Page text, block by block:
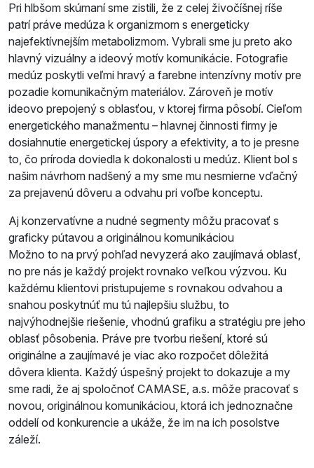
Pri hlbšom skúmaní sme zistili, že z celej živočíšnej ríše
patrí práve medúza k organizmom s energeticky
najefektívnejším metabolizmom. Vybrali sme ju preto ako
hlavný vizuálny a ideový motív komunikácie. Fotografie
medúz poskytli veľmi hravý a farebne intenzívny motív pre
pozadie komunikačným materiálov. Zároveň je motív
ideovo prepojený s oblasťou, v ktorej firma pôsobí. Cieľom
energetického manažmentu – hlavnej činnosti firmy je
dosiahnutie energetickej úspory a efektivity, a to je presne
to, čo príroda doviedla k dokonalosti u medúz. Klient bol s
našim návrhom nadšený a my sme mu nesmierne vďačný
za prejavenú dôveru a odvahu pri voľbe konceptu.
Aj konzervatívne a nudné segmenty môžu pracovať s
graficky pútavou a originálnou komunikáciou
Možno to na prvý pohľad nevyzerá ako zaujímavá oblasť,
no pre nás je každý projekt rovnako veľkou výzvou. Ku
každému klientovi pristupujeme s rovnakou odvahou a
snahou poskytnúť mu tú najlepšiu službu, to
najvýhodnejšie riešenie, vhodnú grafiku a stratégiu pre jeho
oblasť pôsobenia. Práve pre tvorbu riešení, ktoré sú
originálne a zaujímavé je viac ako rozpočet dôležitá
dôvera klienta. Každý úspešný projekt to dokazuje a my
sme radi, že aj spoločnoť CAMASE, a.s. môže pracovať s
novou, originálnou komunikáciou, ktorá ich jednoznačne
oddelí od konkurencie a ukáže, že im na ich posolstve
záleží.